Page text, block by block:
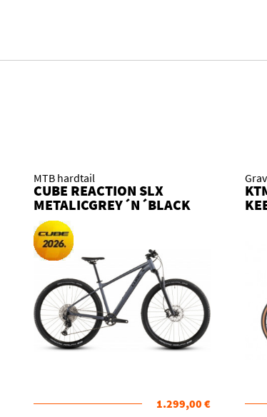
MTB hardtail
CUBE REACTION SLX
METALICGREY´N´BLACK
2026 KOLO
1.299,00 €